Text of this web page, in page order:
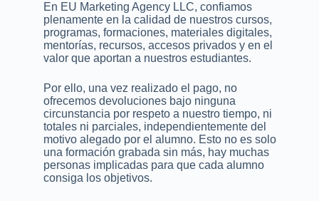
En EU Marketing Agency LLC, confiamos
plenamente en la calidad de nuestros cursos,
programas, formaciones, materiales digitales,
mentorías, recursos, accesos privados y en el
valor que aportan a nuestros estudiantes.
Por ello, una vez realizado el pago, no
ofrecemos devoluciones bajo ninguna
circunstancia por respeto a nuestro tiempo, ni
totales ni parciales, independientemente del
motivo alegado por el alumno. Esto no es solo
una formación grabada sin más, hay muchas
personas implicadas para que cada alumno
consiga los objetivos.